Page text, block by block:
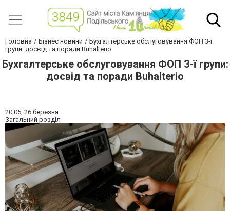
Головна Бізнес новини
Бухгалтерське обслуговування ФОП 3-ї
групи: досвід та поради Buhalterio
Бухгалтерське обслуговування ФОП 3-ї групи:
досвід та поради Buhalterio
20:05, 26 березня
Загальний розділ